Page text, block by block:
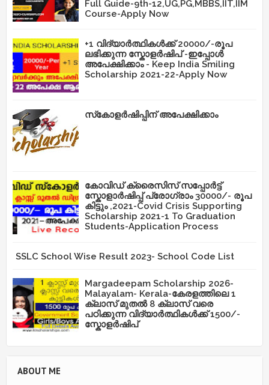
Full Guide-9th-12,UG,PG,MBBS,IIT,IIM
Course-Apply Now
+1 വിദ്യാർത്ഥികൾക്ക് 20000/-രൂപ
ലഭിക്കുന്ന സ്കോളർഷിപ് -ഇപ്പോൾ
അപേക്ഷിക്കാം - Keep India Smiling
Scholarship 2021-22-Apply Now
സ്‌കോളർഷിപ്പിന് അപേക്ഷിക്കാം
കോവിഡ് ക്രൈസിസ് സപ്പോർട്ട്
സ്കോളാർഷിപ്പ് പ്രോഗ്രാം 30000/- രൂപ
കിട്ടും ,2021-Covid Crisis Supporting
Scholarship 2021-1 To Graduation
Students-Application Process
SSLC School Wise Result 2023- School Code List
Margadeepam Scholarship 2026-
Malayalam- Kerala-കേരളത്തിലെ 1
ക്ലാസ് മുതൽ 8 ക്ലാസ് വരെ
പഠിക്കുന്ന വിദ്യാർത്ഥികൾക്ക് 1500/-
സ്കോളർഷിപ്
ABOUT ME